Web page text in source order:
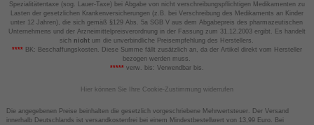
Spezialitätentaxe (sog. Lauer-Taxe) bei Abgabe von nicht verschreibungspflichtigen Medikamenten zu
Lasten der gesetzlichen Krankenversicherungen (z.B. bei Verschreibung des Medikaments an Kinder
unter 12 Jahren), die sich gemäß §129 Abs. 5a SGB V aus dem Abgabepreis des pharmazeutischen
Unternehmens und der Arzneimittelpreisverordnung in der Fassung zum 31.12.2003 ergibt. Es handelt
sich nicht um die unverbindliche Preisempfehlung des Herstellers.
****BK: Beschaffungskosten. Diese Summe fällt zusätzlich an, da der Artikel direkt vom Hersteller
bezogen werden muss.
*****verw. bis: Verwendbar bis.
Hier können Sie Ihre Cookie-Zustimmung widerrufen
Die angegebenen Preise beinhalten die gesetzlich vorgeschriebene Mehrwertsteuer. Der Versand
innerhalb Deutschlands ist versandkostenfrei bei einem Mindestbestellwert von 13,99 Euro. Bei